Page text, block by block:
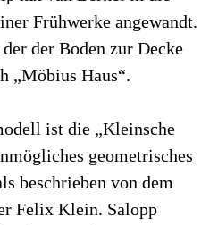
Frühwerke angewandt.
der Boden zur Decke
„Möbius Haus“.
ist die „Kleinsche
geometrisches
beschrieben von dem
Felix Klein. Salopp